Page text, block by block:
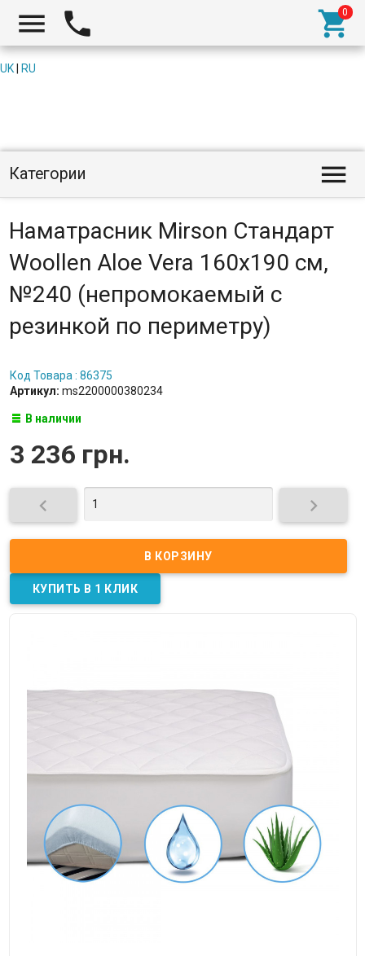
  
UK RU
Категории 
Наматрасник Mirson Стандарт
Woollen Aloe Vera 160x190 см,
№240 (непромокаемый с
резинкой по периметру)
Код Товара : 86375
Артикул: ms2200000380234
В наличии
3 236 грн.
 